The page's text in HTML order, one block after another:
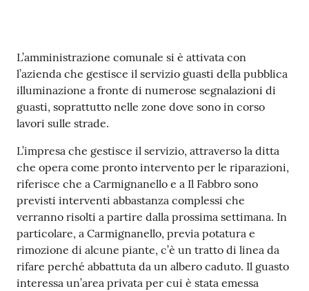
Contenuto
L’amministrazione comunale si è attivata con
l’azienda che gestisce il servizio guasti della pubblica
illuminazione a fronte di numerose segnalazioni di
guasti, soprattutto nelle zone dove sono in corso
lavori sulle strade.
L’impresa che gestisce il servizio, attraverso la ditta
che opera come pronto intervento per le riparazioni,
riferisce che a Carmignanello e a Il Fabbro sono
previsti interventi abbastanza complessi che
verranno risolti a partire dalla prossima settimana. In
particolare, a Carmignanello, previa potatura e
rimozione di alcune piante, c’è un tratto di linea da
rifare perché abbattuta da un albero caduto. Il guasto
interessa un’area privata per cui è stata emessa